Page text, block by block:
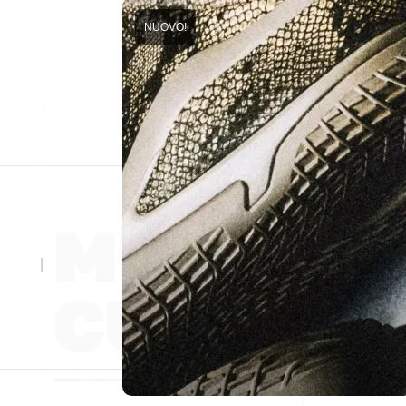
NUOVO!